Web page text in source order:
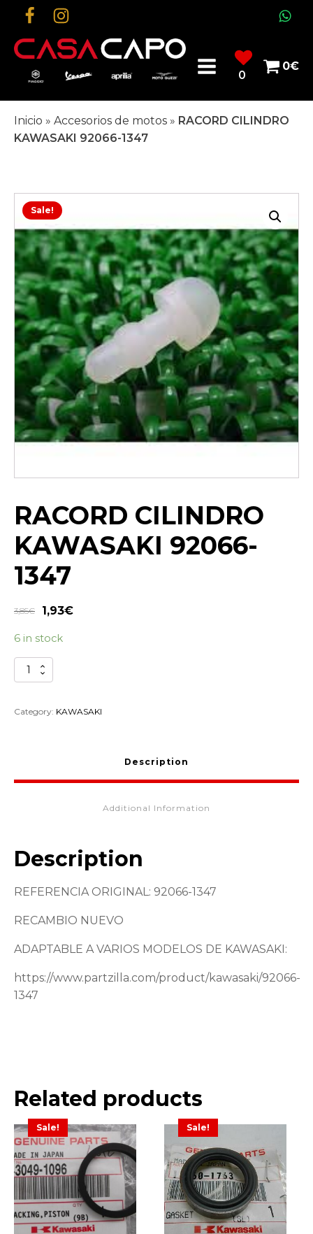
0
0€
Inicio » Accesorios de motos » RACORD CILINDRO
KAWASAKI 92066-1347
Sale!
RACORD CILINDRO
KAWASAKI 92066-
1347
3,85€ 1,93€
6 in stock
RACORD
CILINDRO
92066-
Category: KAWASAKI
Description
Additional Information
Description
REFERENCIA ORIGINAL: 92066-1347
RECAMBIO NUEVO
ADAPTABLE A VARIOS MODELOS DE KAWASAKI:
https://www.partzilla.com/product/kawasaki/92066-
1347
Related products
Sale! Sale!